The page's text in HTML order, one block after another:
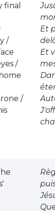
final
/
/
/
Et
Et